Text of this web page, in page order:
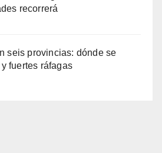
recorrerá
seis provincias: dónde se
fuertes ráfagas